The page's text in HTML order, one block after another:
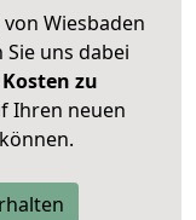
Wiesbaden
uns dabei
zu
Ihren neuen